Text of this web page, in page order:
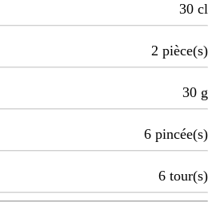
30 cl
2 pièce(s)
30 g
6 pincée(s)
6 tour(s)